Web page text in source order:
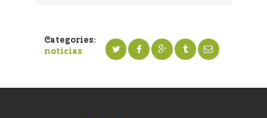
Categories:
noticias